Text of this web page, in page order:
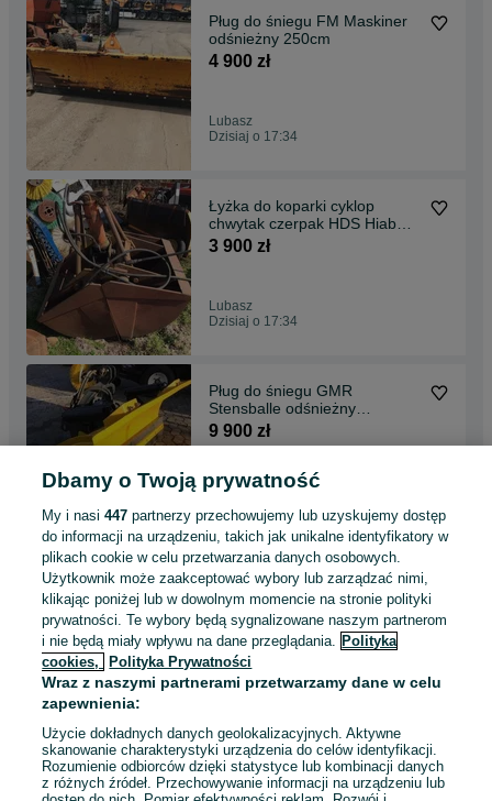
Pług do śniegu FM Maskiner
odśnieżny 250cm
4 900 zł
Lubasz
Dzisiaj o 17:34
Łyżka do koparki cyklop
chwytak czerpak HDS Hiab
HMF
3 900 zł
Lubasz
Dzisiaj o 17:34
Pług do śniegu GMR
Stensballe odśnieżny
regulowany hydrauliczny
9 900 zł
Lubasz
Dzisiaj o 17:34
Epoke piaskarka posypywarka
budowa dróg kruszywo
wywrotka asfalt żwir
29 000 zł
Lubasz
Dzisiaj o 17:34
1 2 3 ... 11
Dbamy o Twoją prywatność
My i nasi447 partnerzy przechowujemy lub uzyskujemy dostęp
do informacji na urządzeniu, takich jak unikalne identyfikatory w
plikach cookie w celu przetwarzania danych osobowych.
Użytkownik może zaakceptować wybory lub zarządzać nimi,
klikając poniżej lub w dowolnym momencie na stronie polityki
prywatności. Te wybory będą sygnalizowane naszym partnerom
i nie będą miały wpływu na dane przeglądania. Polityka
cookies,
Polityka Prywatności
Wraz z naszymi partnerami przetwarzamy dane w celu
zapewnienia:
Użycie dokładnych danych geolokalizacyjnych. Aktywne
skanowanie charakterystyki urządzenia do celów identyfikacji.
Rozumienie odbiorców dzięki statystyce lub kombinacji danych
z różnych źródeł. Przechowywanie informacji na urządzeniu lub